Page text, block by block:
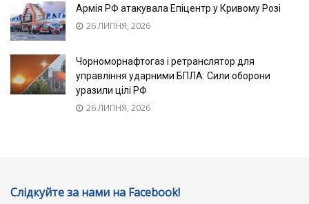
Армія РФ атакувала Епіцентр у Кривому Розі
26 ЛИПНЯ, 2026
Чорноморнафтогаз і ретранслятор для
управління ударними БПЛА: Сили оборони
уразили цілі РФ
26 ЛИПНЯ, 2026
Слідкуйте за нами на Facebook!